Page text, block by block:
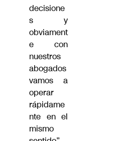
decisione
s y
obviament
e con
nuestros
abogados
vamos a
operar
rápidame
nte en el
mismo